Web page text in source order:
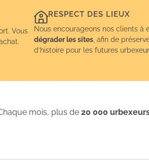
Vous
RESPECT DES LIEUX
Nous encourageons nos clients à
dégrader les sites , afin de
d’histoire pour les futures
mois, plus de20 000